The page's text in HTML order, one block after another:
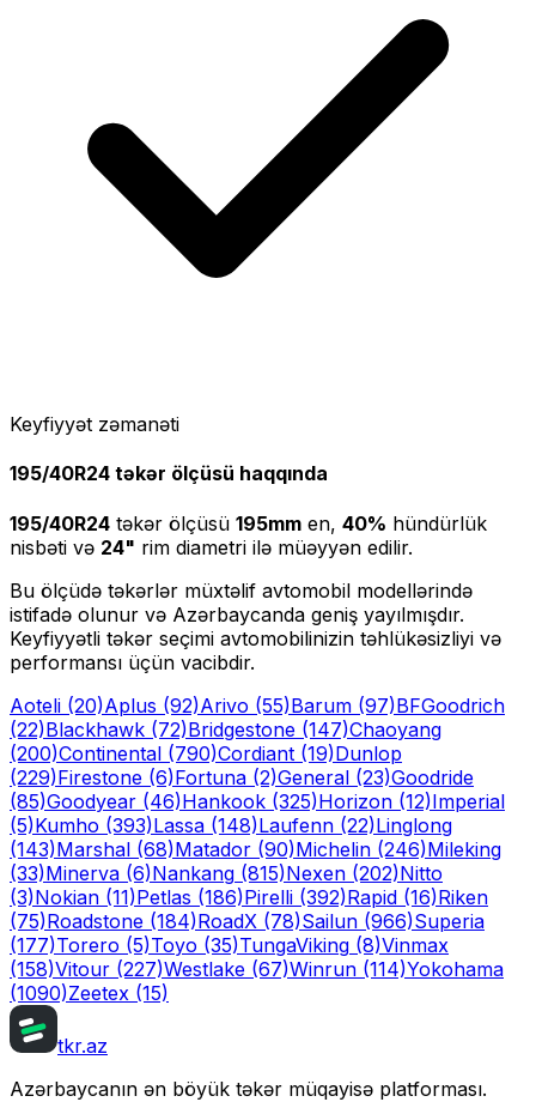
Keyfiyyət zəmanəti
195/40R24 təkər ölçüsü haqqında
195/40R24 təkər ölçüsü 195mm en, 40% hündürlük
nisbəti və 24" rim diametri ilə müəyyən edilir.
Bu ölçüdə təkərlər müxtəlif avtomobil modellərində
istifadə olunur və Azərbaycanda geniş yayılmışdır.
Keyfiyyətli təkər seçimi avtomobilinizin təhlükəsizliyi və
performansı üçün vacibdir.
Aoteli (20)Aplus (92)Arivo (55)Barum (97)BFGoodrich
(22)Blackhawk (72)Bridgestone (147)Chaoyang
(200)Continental (790)Cordiant (19)Dunlop
(229)Firestone (6)Fortuna (2)General (23)Goodride
(85)Goodyear (46)Hankook (325)Horizon (12)Imperial
(5)Kumho (393)Lassa (148)Laufenn (22)Linglong
(143)Marshal (68)Matador (90)Michelin (246)Mileking
(33)Minerva (6)Nankang (815)Nexen (202)Nitto
(3)Nokian (11)Petlas (186)Pirelli (392)Rapid (16)Riken
(75)Roadstone (184)RoadX (78)Sailun (966)Superia
(177)Torero (5)Toyo (35)TungaViking (8)Vinmax
(158)Vitour (227)Westlake (67)Winrun (114)Yokohama
(1090)Zeetex (15)
tkr.az
Azərbaycanın ən böyük təkər müqayisə platforması.